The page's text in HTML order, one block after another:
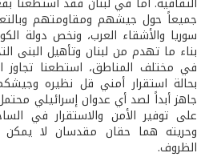
جميعاً حول جيشهم ومقاومتهم
سوريا والأشقاء العرب، ونخص دولة
بناء ما تهدم من لبنان وتأهيل البنى
في مختلف المناطق، استطعنا تجاوز
بحالة استقرار أمني قل نظيره
جاهز أبداً لصد أي عدوان إسرائيلي
على توفير الأمن والاستقرار في
وحريته هما حقان مقدسان لا
الظروف.